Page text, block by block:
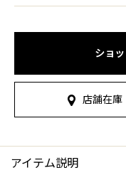
ショ
店舗在庫
アイテム説明